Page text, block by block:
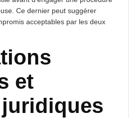
Ce dernier peut suggérer
acceptables par les deux
et